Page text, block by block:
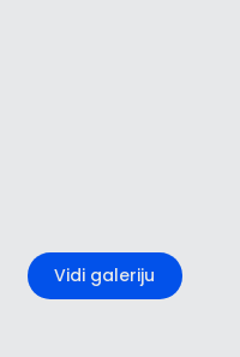
Vidi galeriju